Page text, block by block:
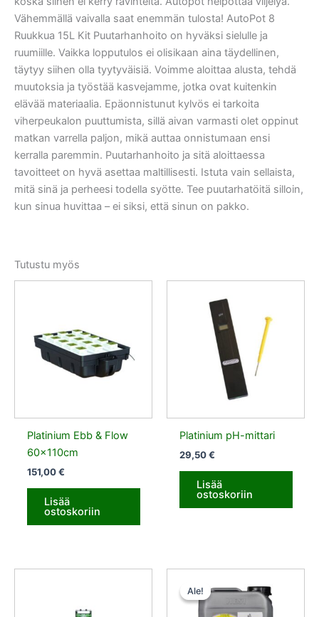
Vähemmällä vaivalla saat enemmän tulosta! AutoPot 8
Ruukkua 15L Kit Puutarhanhoito on hyväksi sielulle ja
ruumiille. Vaikka lopputulos ei olisikaan aina täydellinen,
täytyy siihen olla tyytyväisiä. Voimme aloittaa alusta, tehdä
muutoksia ja työstää kasvejamme, jotka ovat kuitenkin
elävää materiaalia. Epäonnistunut kylvös ei tarkoita
viherpeukalon puuttumista, sillä aivan varmasti olet oppinut
matkan varrella paljon, mikä auttaa onnistumaan ensi
kerralla paremmin. Puutarhanhoito ja sitä aloittaessa
tavoitteet on hyvä asettaa maltillisesti. Istuta vain sellaista,
mitä sinä ja perheesi todella syötte. Tee puutarhatöitä silloin,
kun sinua huvittaa – ei siksi, että sinun on pakko.
Tutustu myös
Platinium Ebb & Flow
60x110cm
151,00€
Lisää
ostoskoriin
Platinium pH-mittari
29,50€
Lisää
ostoskoriin
Ale!
Ale!
hinta
25,50 €.
hinta
on:
22,95 €.